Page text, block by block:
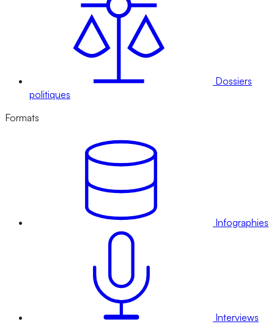
Dossiers
politiques
Formats
Infographies
Interviews